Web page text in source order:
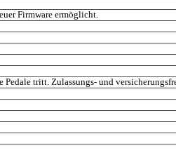
Firmware ermöglicht.
tritt. Zulassungs- und